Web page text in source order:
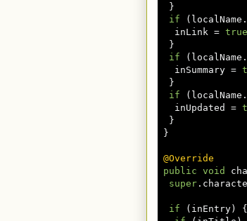
}
if
( localName .
   inLink
= true
}
if
( localName .
   inSummary
=
}
if
( localName .
   inUpdated
=
}
}
@Override
public void
super .
if ( inEntry)
{